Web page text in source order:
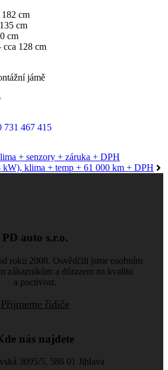
cm
cm
cm
cca 128 cm
jámě
731 467 415
+ senzory + záruka + DPH
kW), klima + temp + 61 000 km + DPH
PD auto s.r.o.
roku 2008. Osvědčili jsme osobním
zákazníkům a důrazem na kvalitu
a poctivost.
Přijmeme řidiče
nás najdete
3095/5, 586 01 Jihlava